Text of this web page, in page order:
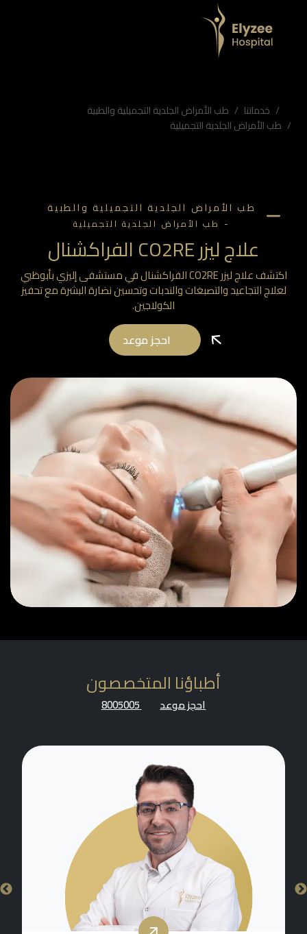
خدماتنا
طب الأمراض الجلدية التجميلية والطبية
طب الأمراض الجلدية التجميلية
طب الأمراض الجلدية التجميلية والطبية
طب الأمراض الجلدية التجميلية
علاج ليزر CO2RE الفراكشنال
اكتشف علاج ليزر CO2RE الفراكشنال في مستشفى إليزي بأبوظبي
لعلاج التجاعيد والتصبغات والندبات وتحسين نضارة البشرة مع تحفيز
الكولاجين.
احجز موعد
أطباؤنا المتخصصون
احجز موعد 8005005